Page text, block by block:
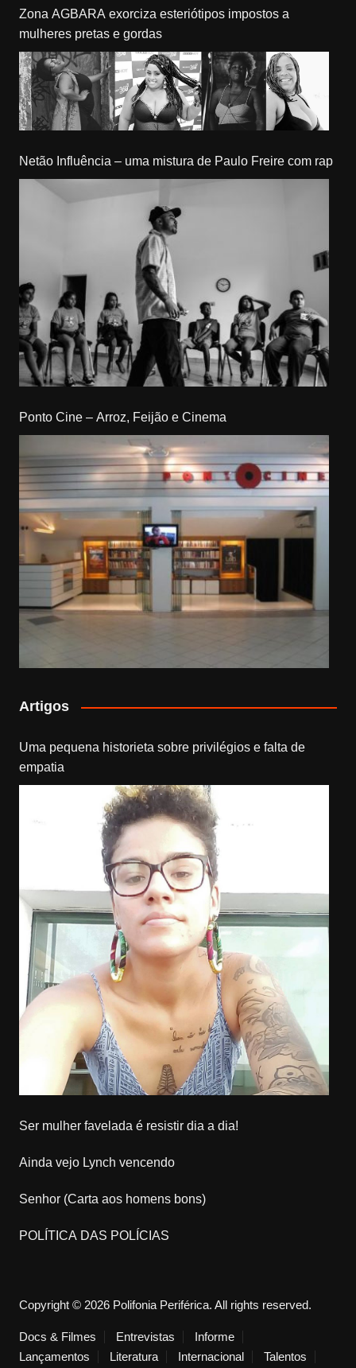
Zona AGBARA exorciza esteriótipos impostos a
mulheres pretas e gordas
Netão Influência – uma mistura de Paulo Freire com rap
Ponto Cine – Arroz, Feijão e Cinema
Artigos
Uma pequena historieta sobre privilégios e falta de
empatia
Ser mulher favelada é resistir dia a dia!
Ainda vejo Lynch vencendo
Senhor (Carta aos homens bons)
POLÍTICA DAS POLÍCIAS
Copyright © 2026 Polifonia Periférica. All rights reserved.
Docs & Filmes Entrevistas
Informe
Lançamentos
Literatura Internacional Talentos